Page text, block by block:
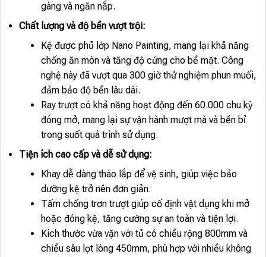
gàng và ngăn nắp.
Chất lượng và độ bền vượt trội:
Kệ được phủ lớp Nano Painting, mang lại khả năng
chống ăn mòn và tăng độ cứng cho bề mặt. Công
nghệ này đã vượt qua 300 giờ thử nghiệm phun muối,
đảm bảo độ bền lâu dài.
Ray trượt có khả năng hoạt động đến 60.000 chu kỳ
đóng mở, mang lại sự vận hành mượt mà và bền bỉ
trong suốt quá trình sử dụng.
Tiện ích cao cấp và dễ sử dụng:
Khay dễ dàng tháo lắp để vệ sinh, giúp việc bảo
dưỡng kệ trở nên đơn giản.
Tấm chống trơn trượt giúp cố định vật dụng khi mở
hoặc đóng kệ, tăng cường sự an toàn và tiện lợi.
Kích thước vừa vặn với tủ có chiều rộng 800mm và
chiều sâu lọt lòng 450mm, phù hợp với nhiều không